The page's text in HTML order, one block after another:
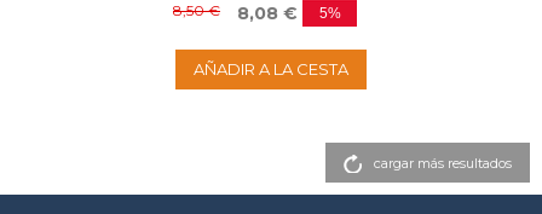
8,50 € 8,08 € 5%
AÑADIR A LA CESTA
cargar más resultados